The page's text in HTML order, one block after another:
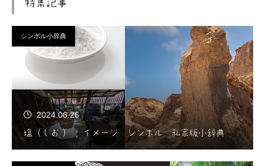
特集記事
シンボル小辞典
2024.06.26
塩（しお ） | イメージ シンボル 私家版小辞典